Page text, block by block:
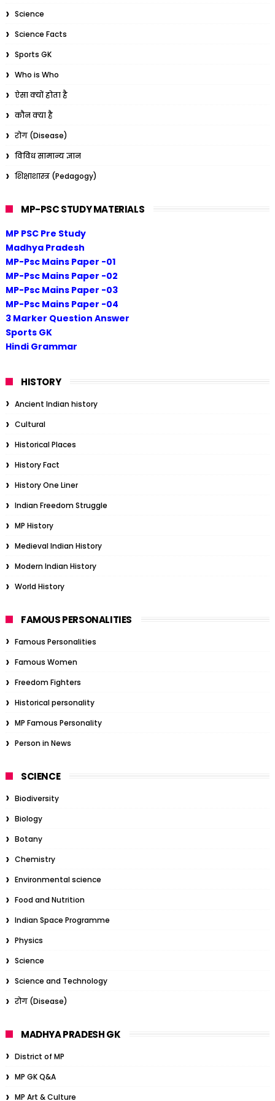
Science
Science Facts
Sports GK
Who is Who
ऐसा क्यों होता है
कौन क्या है
रोग (Disease)
विविध सामान्य ज्ञान
शिक्षाशास्त्र (Pedagogy)
MP-PSC STUDY MATERIALS
MP PSC Pre Study
Madhya Pradesh
MP-Psc Mains Paper -01
MP-Psc Mains Paper -02
MP-Psc Mains Paper -03
MP-Psc Mains Paper -04
3 Marker Question Answer
Sports GK
Hindi Grammar
HISTORY
Ancient Indian history
Cultural
Historical Places
History Fact
History One Liner
Indian Freedom Struggle
MP History
Medieval Indian History
Modern Indian History
World History
FAMOUS PERSONALITIES
Famous Personalities
Famous Women
Freedom Fighters
Historical personality
MP Famous Personality
Person in News
SCIENCE
Biodiversity
Biology
Botany
Chemistry
Environmental science
Food and Nutrition
Indian Space Programme
Physics
Science
Science and Technology
रोग (Disease)
MADHYA PRADESH GK
District of MP
MP GK Q&A
MP Art & Culture